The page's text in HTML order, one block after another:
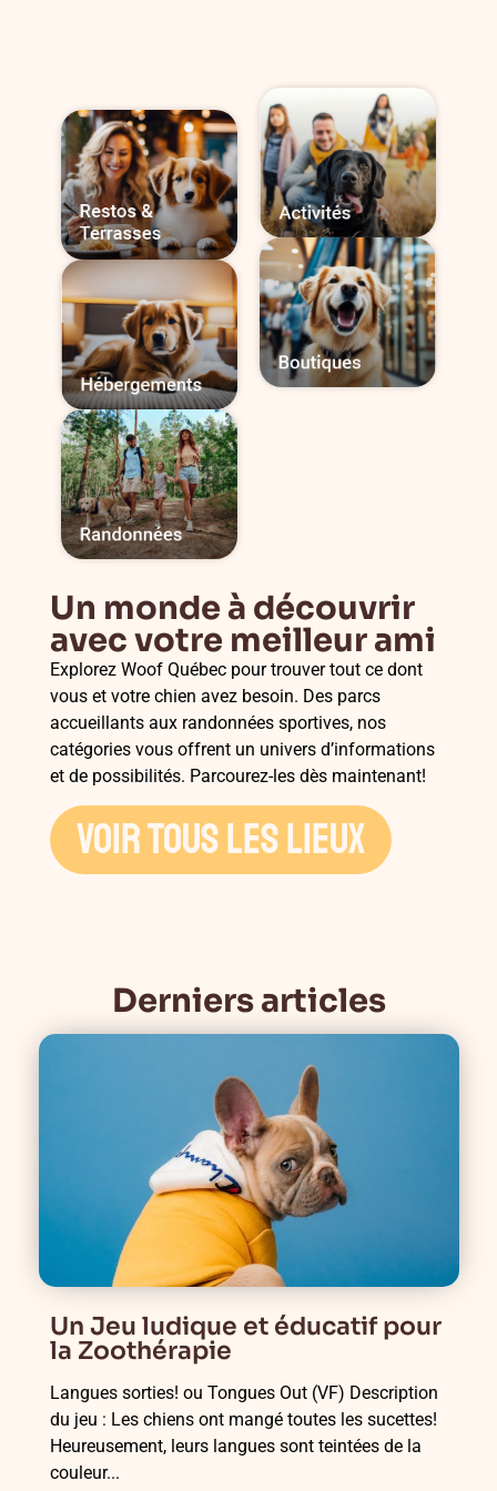
Un monde à découvrir
avec votre meilleur ami
Explorez Woof Québec pour trouver tout ce dont
vous et votre chien avez besoin. Des parcs
accueillants aux randonnées sportives, nos
catégories vous offrent un univers d’informations
et de possibilités. Parcourez-les dès maintenant!
VOIR TOUS LES LIEUX
Derniers articles
Un Jeu ludique et éducatif pour
la Zoothérapie
Langues sorties! ou Tongues Out (VF) Description
du jeu : Les chiens ont mangé toutes les sucettes!
Heureusement, leurs langues sont teintées de la
couleur...